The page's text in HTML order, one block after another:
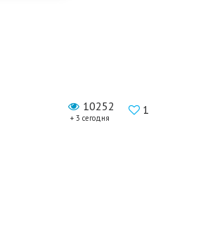
10252
+ 3 сегодня
1